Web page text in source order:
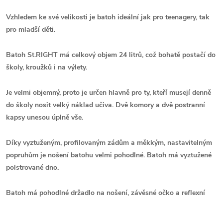
Vzhledem ke své velikosti je batoh ideální jak pro teenagery, tak
pro mladší děti.
Batoh St.RIGHT má celkový objem 24 litrů, což bohatě postačí do
školy, kroužků i na výlety.
Je velmi objemný, proto je určen hlavně pro ty, kteří musejí denně
do školy nosit velký náklad učiva. Dvě komory a dvě postranní
kapsy unesou úplně vše.
Díky vyztuženým, profilovaným zádům a měkkým, nastavitelným
popruhům je nošení batohu velmi pohodlné. Batoh má vyztužené
polstrované dno.
Batoh má pohodlné držadlo na nošení, závěsné očko a reflexní